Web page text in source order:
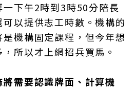
下午2時到3時50分陪長
以提供志工時數。機構的
機構固定課程，但今年想
所以才上網招兵買馬。
將需要認識牌面、計算機